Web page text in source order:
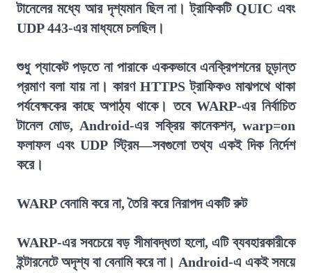
টানেলের মধ্যে আর দৃশ্যমান ছিল না। ট্রাফিকটি QUIC এবং
UDP 443-এর মাধ্যমে চলছিল।
শুধু প্যাকেট পড়তে না পারাকে এককভাবে এনক্রিপশনের চূড়ান্ত
প্রমাণ বলা যায় না। কারণ HTTPS ট্রাফিকও মাঝপথে থাকা
পর্যবেক্ষকের কাছে অপাঠ্য থাকে। তবে WARP-এর নির্বাচিত
টানেল মোড, Android-এর সক্রিয় কানেকশন, warp=on
ফলাফল এবং UDP স্ট্রিম—সবগুলো তথ্য একই দিক নির্দেশ
করে।
WARP বেনামি করে না, তৈরি করে নিরাপদ একটি রুট
WARP-এর সবচেয়ে বড় সীমাবদ্ধতা হলো, এটি ব্যবহারকারীকে
ইন্টারনেটে অদৃশ্য বা বেনামি করে না। Android-এ একই সময়ে